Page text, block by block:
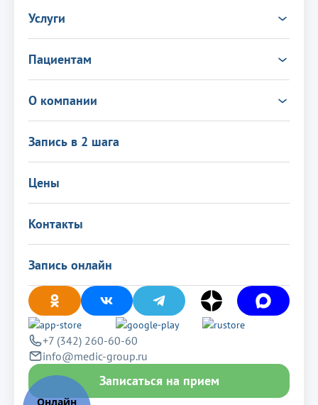
Услуги
Врачи
Анализы
Консультация Онлайн
Выезд врача на дом
Пациентам
Новости
Налоговый вычет
Политика в области качества
Подарочные сертификаты
Программа лояльности
О компании
Информация для пациентов
Оставить отзыв
Лицензиии
Вакансии
Политика конфиденциальности
Запись в 2 шага
Цены
Контакты
Запись онлайн
+7 (342) 260-60-60
info@medic-group.ru
Записаться на прием